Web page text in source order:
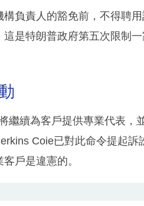
負責人的豁免前，不得聘
是特朗普政府第五次限制
繼續為客戶提供專業代表，
Coie已對此命令提起
戶是違憲的。